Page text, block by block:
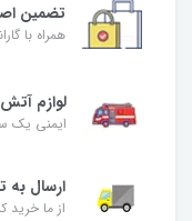
تضمین
همراه با
لوازم
ایمنی یک
ارسال به
از ما خرید